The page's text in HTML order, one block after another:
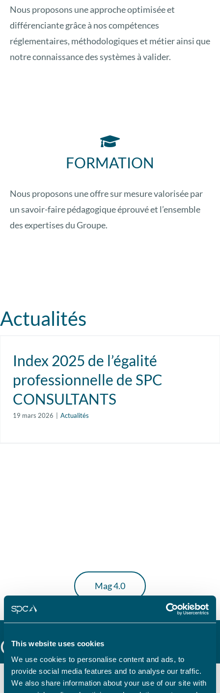
This website uses cookies
We use cookies to personalise content and ads, to
provide social media features and to analyse our traffic.
We also share information about your use of our site with
Nous proposons une approche optimisée et
différenciante grâce à nos compétences
réglementaires, méthodologiques et métier ainsi que
notre connaissance des systèmes à valider.
FORMATION
Nous proposons une offre sur mesure valorisée par
un savoir-faire pédagogique éprouvé et l’ensemble
des expertises du Groupe.
Actualités
Index 2025 de l’égalité
professionnelle de SPC
CONSULTANTS
19 mars 2026 Actualités
Mag 4.0
Cas clients
Mise en place d’un système